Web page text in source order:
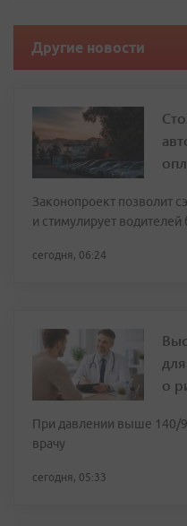
Другие новости
Законопроект позволит
и стимулирует
сегодня, 06:24
о
При давлении выше 140/
врачу
сегодня, 05:33